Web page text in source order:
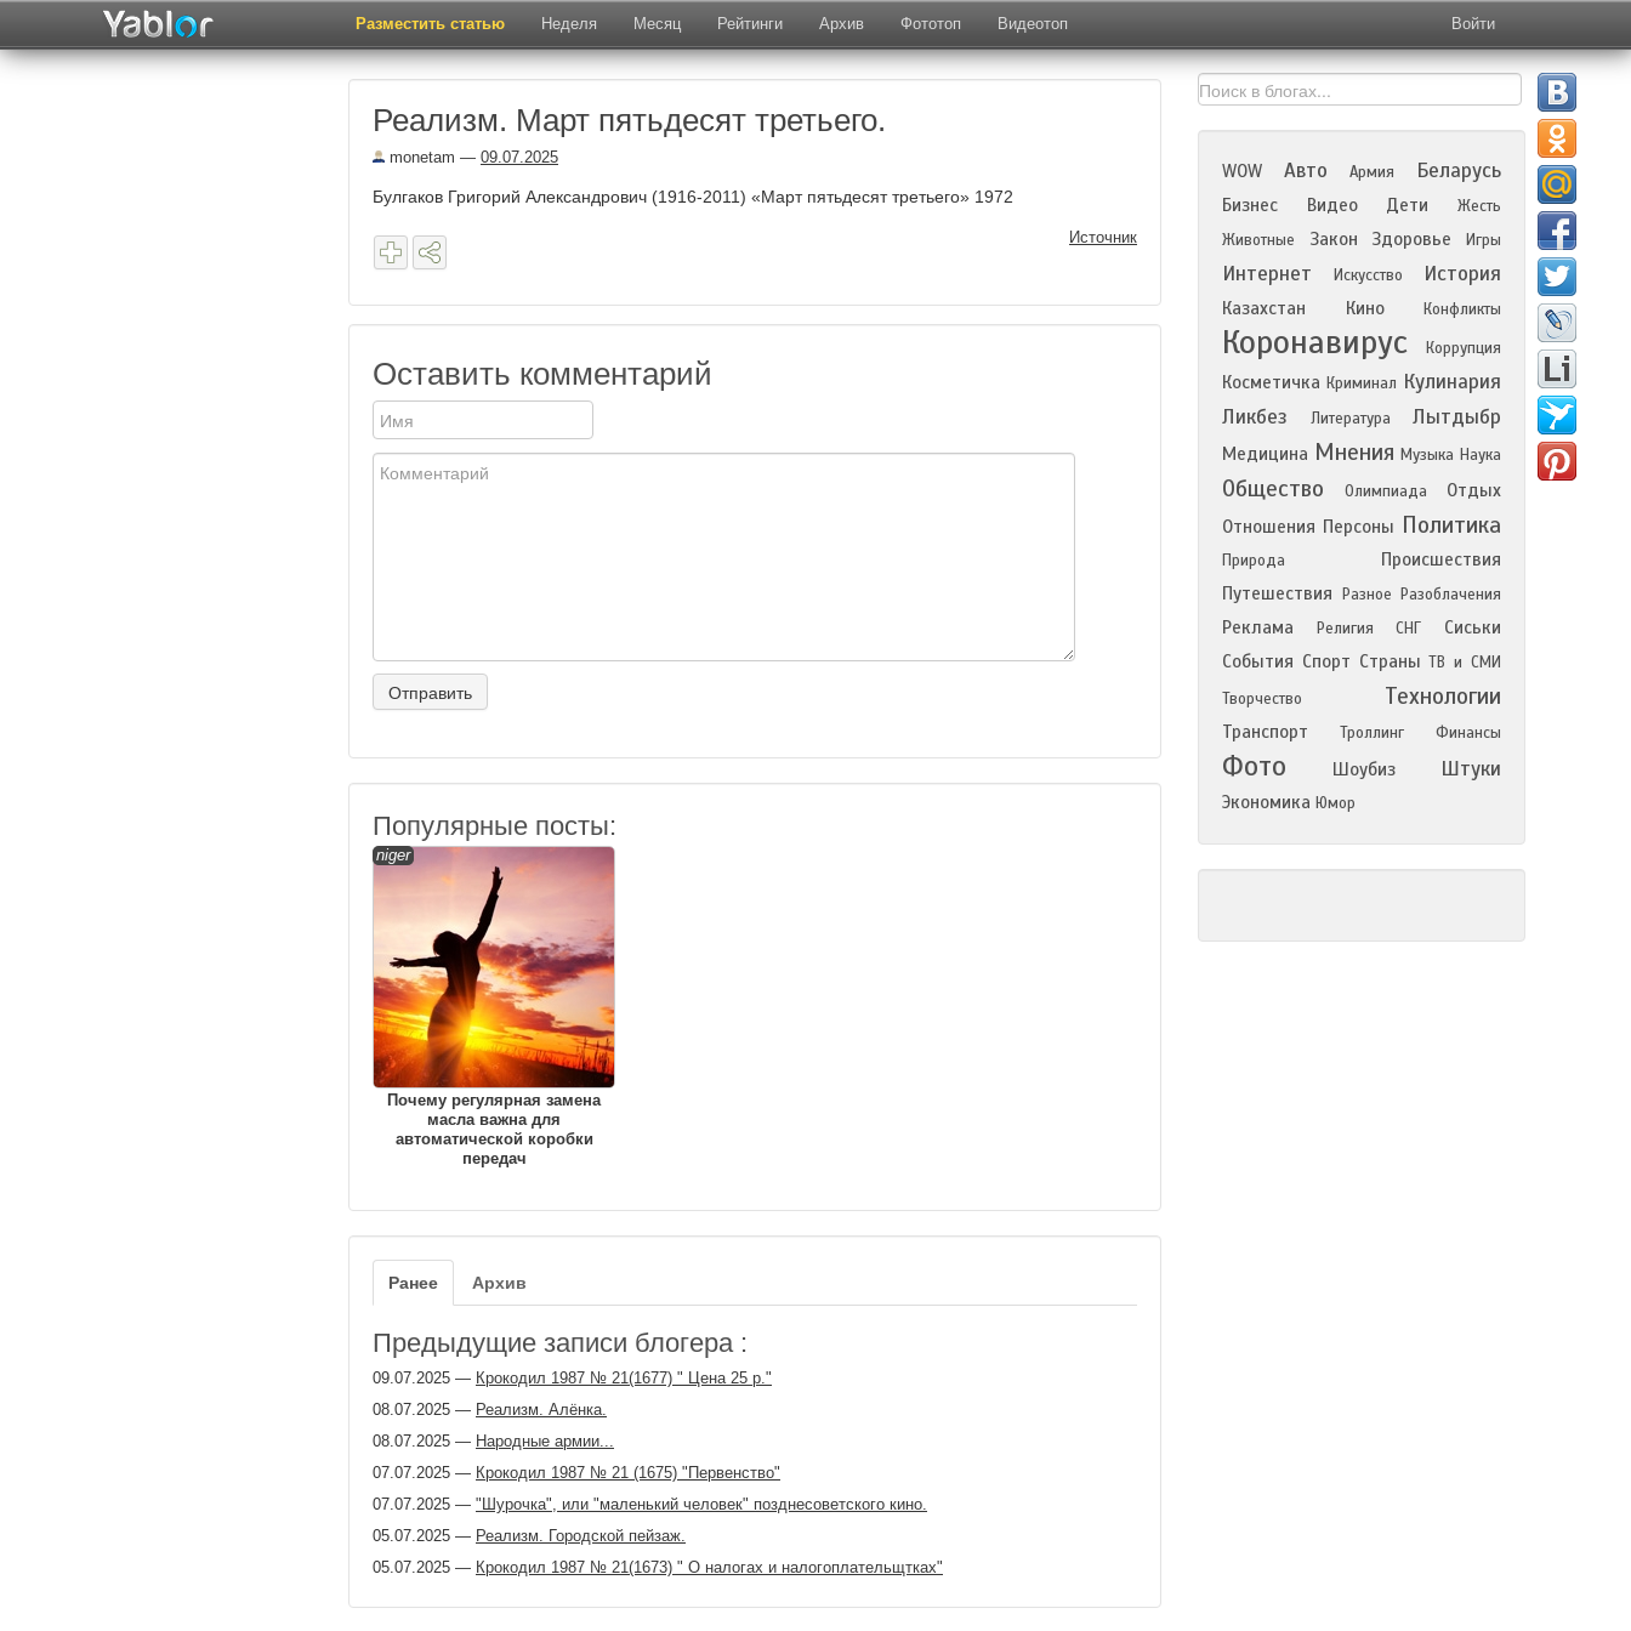
Разместить статью Неделя Месяц Рейтинги Архив Фототоп Видеотоп Войти
Реализм. Март пятьдесят третьего.
monetam — 09.07.2025
Булгаков Григорий Александрович (1916-2011) «Март пятьдесят третьего» 1972
Источник
Оставить комментарий
Популярные посты:
niger
Почему регулярная замена
масла важна для
автоматической коробки
передач
Ранее Архив
Предыдущие записи блогера :
09.07.2025 — Крокодил 1987 № 21(1677) " Цена 25 р."
08.07.2025 — Реализм. Алёнка.
08.07.2025 — Народные армии...
07.07.2025 — Крокодил 1987 № 21 (1675) "Первенство"
07.07.2025 — "Шурочка", или "маленький человек" позднесоветского кино.
05.07.2025 — Реализм. Городской пейзаж.
05.07.2025 — Крокодил 1987 № 21(1673) " О налогах и налогоплательщтках"
WOW Авто Армия Беларусь
Бизнес Видео Дети
Жесть
Животные
Закон Здоровье Игры
Интернет Искусство История
Казахстан Кино Конфликты
Коронавирус Коррупция
Косметичка Криминал Кулинария
Ликбез
Литература Лытдыбр
Медицина Мнения Музыка Наука
Общество Олимпиада
Отдых
Отношения Персоны Политика
Природа
Происшествия
Путешествия
Разное Разоблачения
Реклама Религия СНГ
Сиськи
События Спорт Страны ТВ и СМИ
Творчество
Технологии
Транспорт Троллинг Финансы
Фото Шоубиз Штуки
Экономика Юмор